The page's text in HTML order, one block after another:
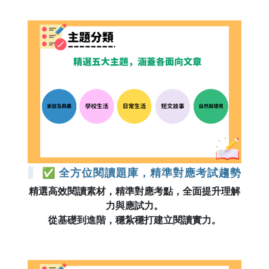
✅ 全方位閱讀題庫，精準對應考試趨勢
精選高效閱讀素材，精準對應考點，全面提升理解
力與應試力。
從基礎到進階，穩紮穩打建立閱讀實力。